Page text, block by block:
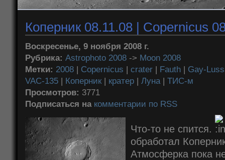
Коперник 08.11.08 | Copernicus
Воскресенье, 9 ноября 2008 г.
Рубрика: Astrophoto 2008 -> Moon 2008
Метки: 2008 | Copernicus | crater | Fauth | Gay-
VAC-135 | Коперник| кратер | Луна| ТИС-м
Просмотров: 3771
Подписаться на комментарии по RSS
Что-то не спится.
обработал
Атмосферка пока